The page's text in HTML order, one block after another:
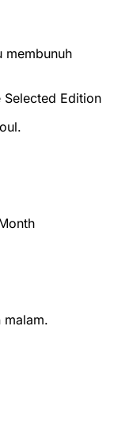
membunuh
Selected Edition
malam.